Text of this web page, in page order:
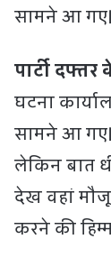
सामने आ गए।
पार्टी
घटना
सामने आ गए।
लेकिन बात
देख वहां
करने की